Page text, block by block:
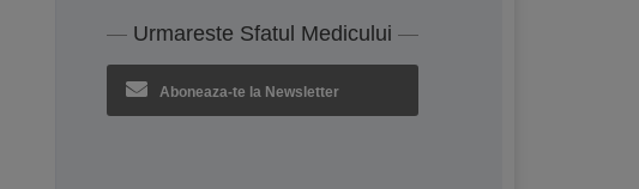
Urmareste Sfatul Medicului
Aboneaza-te la Newsletter